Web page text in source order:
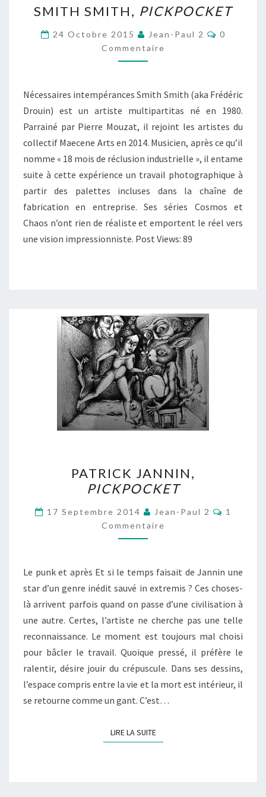
SMITH,
PICKPOCKET
SMITH SMITH, PICKPOCKET
24 Octobre 2015 Jean-Paul 2
0
Commentaire
Nécessaires intempérances Smith Smith (aka Frédéric
Drouin) est un artiste multipartitas né en 1980.
Parrainé par Pierre Mouzat, il rejoint les artistes du
collectif Maecene Arts en 2014. Musicien, après ce qu’il
nomme « 18 mois de réclusion industrielle », il entame
suite à cette expérience un travail photographique à
partir des palettes incluses dans la chaîne de
fabrication en entreprise. Ses séries Cosmos et
Chaos n’ont rien de réaliste et emportent le réel vers
une vision impressionniste. Post Views: 89
JANNIN,
PICKPOCKET
PATRICK JANNIN,
PICKPOCKET
17 Septembre 2014 Jean-Paul 2
1
Commentaire
Le punk et après Et si le temps faisait de Jannin une
star d’un genre inédit sauvé in extremis ? Ces choses-
là arrivent parfois quand on passe d’une civilisation à
une autre. Certes, l’artiste ne cherche pas une telle
reconnaissance. Le moment est toujours mal choisi
pour bâcler le travail. Quoique pressé, il préfère le
ralentir, désire jouir du crépuscule. Dans ses dessins,
l’espace compris entre la vie et la mort est intérieur, il
se retourne comme un gant. C’est…
LIRE LA SUITELIRE LA SUITE